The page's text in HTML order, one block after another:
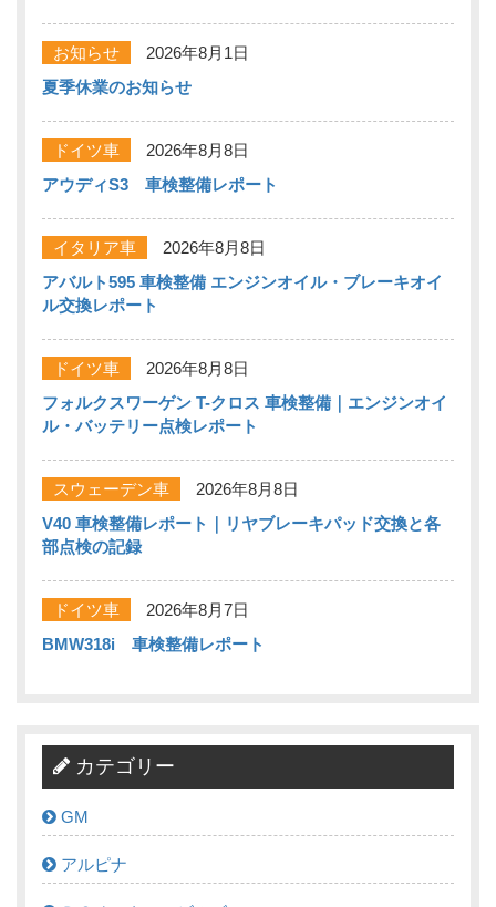
お知らせ
2026年8月1日
夏季休業のお知らせ
ドイツ車
2026年8月8日
アウディS3 車検整備レポート
イタリア車
2026年8月8日
アバルト595 車検整備 エンジンオイル・ブレーキオイ
ル交換レポート
ドイツ車
2026年8月8日
フォルクスワーゲン T-クロス 車検整備｜エンジンオイ
ル・バッテリー点検レポート
スウェーデン車
2026年8月8日
V40 車検整備レポート｜リヤブレーキパッド交換と各
部点検の記録
ドイツ車
2026年8月7日
BMW318i 車検整備レポート
カテゴリー
GM
アルピナ